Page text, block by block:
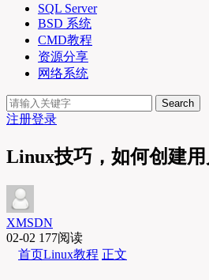
SQL Server
BSD 系统
CMD教程
资源分享
网络系统
Search
注册登录
Linux技巧，如何创建用
XMSDN
02-02 177阅读
首页Linux教程 正文